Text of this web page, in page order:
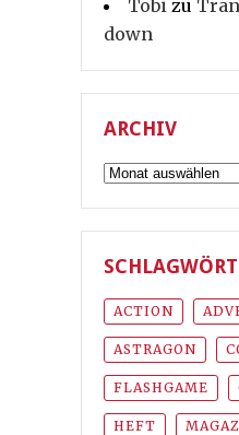
Tobi zu
down
ARCHIV
Archiv
ACTION
ASTRAGON
FLASHGAME
HEFT